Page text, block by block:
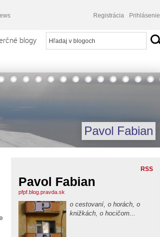
Registrácia Prihlásenie
blogy
Pavol Fabian
RSS
Pavol Fabian
pfpf.blog.pravda.sk
o cestovaní, o horách, o
knižkách, o hocičom...